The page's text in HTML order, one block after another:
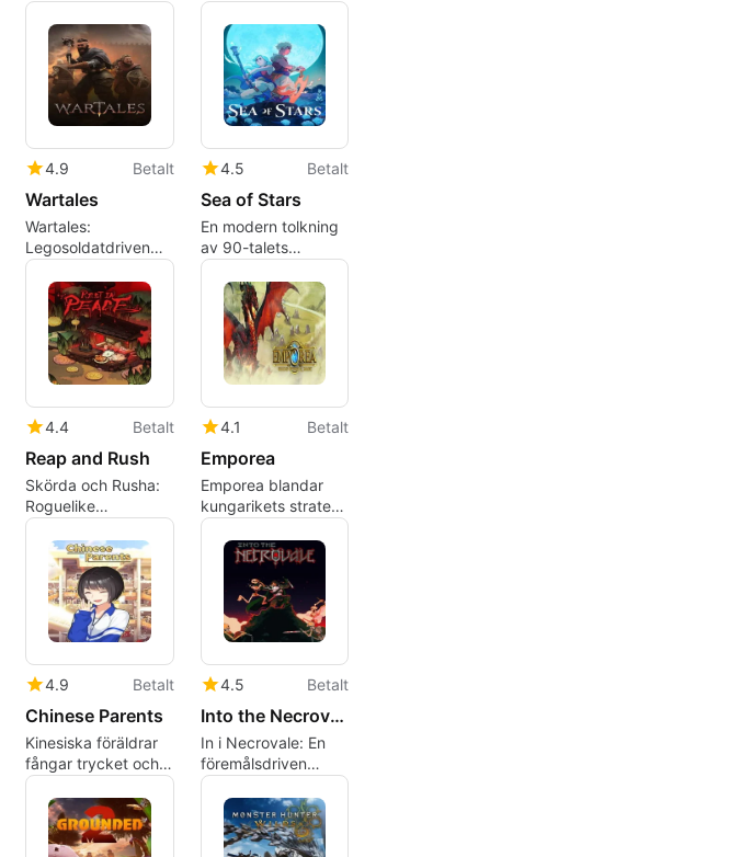
öppen värld
avkoppling
4.9 Betalt
Wartales
Wartales:
Legosoldatdriven
öppen värld taktisk
RPG med djup
förvaltning
4.5 Betalt
Sea of Stars
En modern tolkning
av 90-talets
JRPG:er med
tidsbaserad strid
4.4 Betalt
Reap and Rush
Skörda och Rusha:
Roguelike
Skördande i en
Kaotisk Undervärld
4.1 Betalt
Emporea
Emporea blandar
kungarikets strategi
med hjälm-
fokuserad RPG-strid
4.9 Betalt
Chinese Parents
Kinesiska föräldrar
fångar trycket och
humorn av att växa
upp
4.5 Betalt
Into the Necrovale
In i Necrovale: En
föremålsdriven
action RPG av
synergier